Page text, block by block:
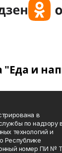
"Еда и
в
по надзору
технологий и
Республике
номер ПИ №